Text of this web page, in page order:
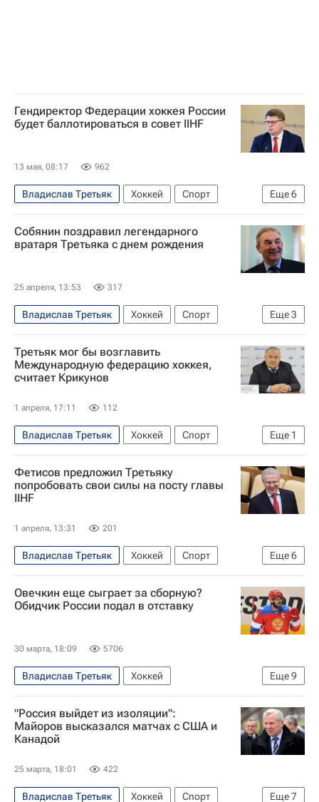
Гендиректор Федерации хоккея России
будет баллотироваться в совет IIHF
13 мая, 08:17 962
Еще6
Владислав Третьяк Хоккей
Спорт
Россия
Белоруссия
Дмитрий Курбатов
Павел Буре
Федерация хоккея России (ФХР)
Собянин поздравил легендарного
вратаря Третьяка с днем рождения
25 апреля, 13:53 317
Еще3
Владислав Третьяк Хоккей
Спорт
Москва
Сергей Собянин
Федерация хоккея России (ФХР)
Третьяк мог бы возглавить
Международную федерацию хоккея,
считает Крикунов
1 апреля, 17:11 112
Еще 1
Владислав Третьяк Хоккей
Спорт
Федерация хоккея России (ФХР)
Фетисов предложил Третьяку
попробовать свои силы на посту главы
IIHF
1 апреля, 13:31 201
Еще6
Владислав Третьяк Хоккей
Спорт
Москва
Вячеслав Фетисов
Люк Тардиф
Федерация хоккея России (ФХР)
Госдума РФ
Овечкин еще сыграет за сборную?
Обидчик России подал в отставку
30 марта, 18:09 5706
Еще9
Владислав Третьяк
Хоккей
КХЛ 2025-2026
Федерация хоккея России (ФХР)
Международная федерация хоккея (IIHF)
Спортивный арбитражный суд (CAS)
Александр Овечкин
Евгений Малкин
"Россия выйдет из изоляции":
Майоров высказался матчах с США и
Канадой
25 марта, 18:01 422
Еще7
Владислав Третьяк Хоккей
Спорт